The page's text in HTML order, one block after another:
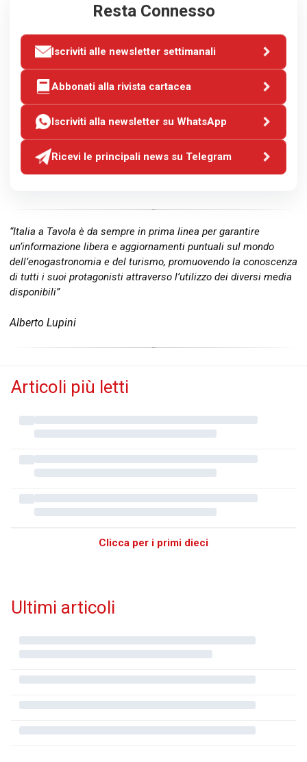
Resta Connesso
Iscriviti alle newsletter settimanali
Abbonati alla rivista cartacea
Iscriviti alla newsletter su WhatsApp
Ricevi le principali news su Telegram
“Italia a Tavola è da sempre in prima linea per garantire
un’informazione libera e aggiornamenti puntuali sul mondo
dell’enogastronomia e del turismo, promuovendo la conoscenza
di tutti i suoi protagonisti attraverso l’utilizzo dei diversi media
disponibili”
Alberto Lupini
Articoli più letti
Clicca per i primi dieci
Ultimi articoli